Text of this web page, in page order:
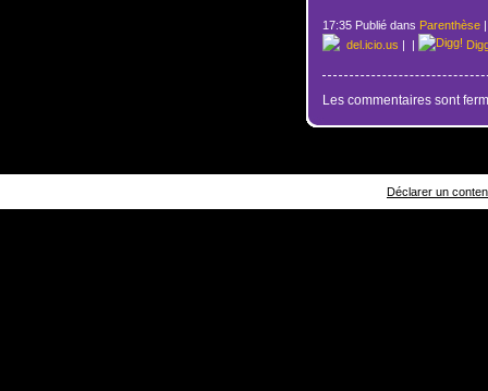
17:35 Publié dans Parenthèse
del.icio.us | |
Les commentaires sont
Déclarer un